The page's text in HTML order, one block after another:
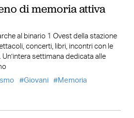
di memoria attiva
al binario 1 Ovest della stazione
concerti, libri, incontri con le
settimana dedicata alle
Giovani
Memoria